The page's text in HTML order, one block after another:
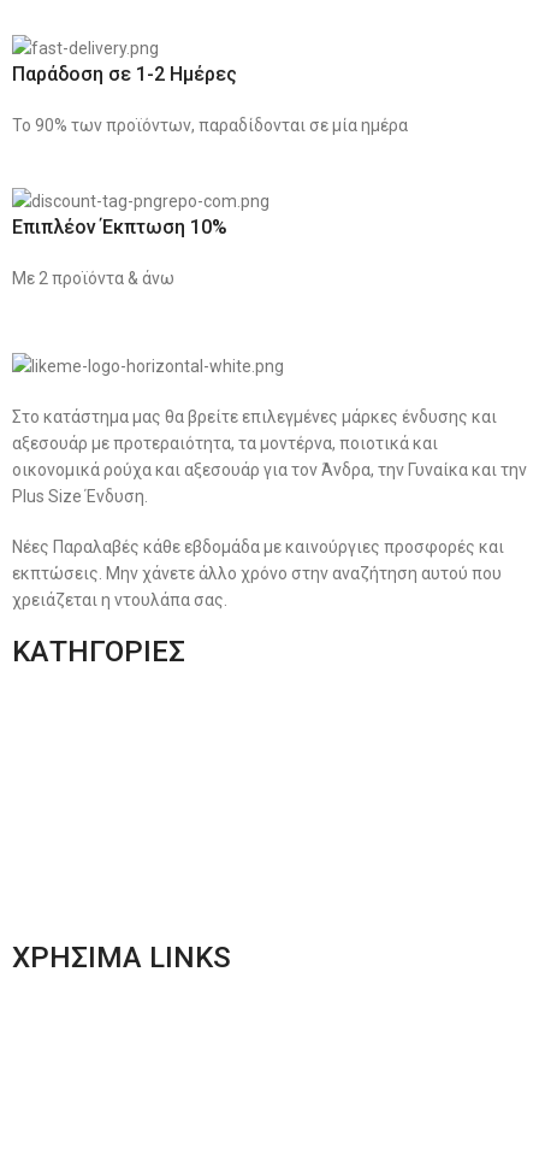
Παράδοση σε 1-2 Ημέρες
Το 90% των προϊόντων, παραδίδονται σε μία ημέρα
Επιπλέον Έκπτωση 10%
Με 2 προϊόντα & άνω
Στο κατάστημα μας θα βρείτε επιλεγμένες μάρκες ένδυσης και
αξεσουάρ με προτεραιότητα, τα μοντέρνα, ποιοτικά και
οικονομικά ρούχα και αξεσουάρ για τον Άνδρα, την Γυναίκα και την
Plus Size Ένδυση.
Νέες Παραλαβές κάθε εβδομάδα με καινούργιες προσφορές και
εκπτώσεις. Μην χάνετε άλλο χρόνο στην αναζήτηση αυτού που
χρειάζεται η ντουλάπα σας.
ΚΑΤΗΓΟΡΙΕΣ
ΧΡΗΣΙΜΑ LINKS